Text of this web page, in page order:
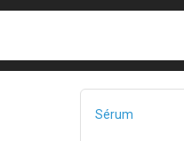
Sérum